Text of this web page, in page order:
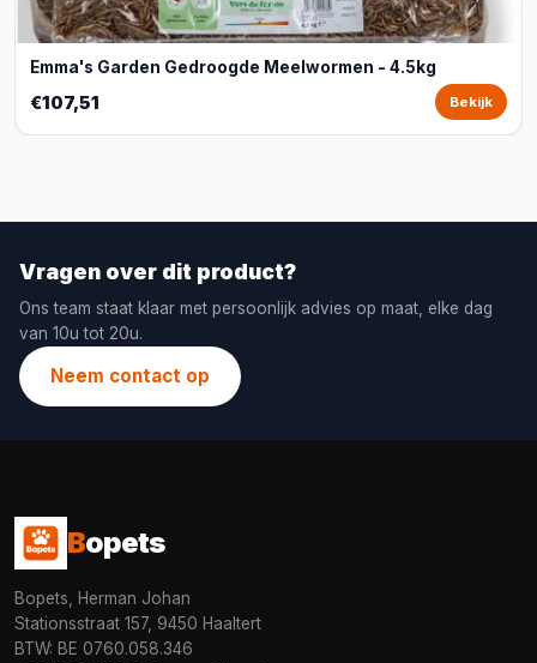
Emma's Garden Gedroogde Meelwormen - 4.5kg
€107,51 Bekijk
Vragen over dit product?
Ons team staat klaar met persoonlijk advies op maat, elke dag
van 10u tot 20u.
Neem contact op
Bopets
Bopets, Herman Johan
Stationsstraat 157, 9450 Haaltert
BTW: BE 0760.058.346